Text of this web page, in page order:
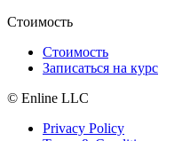
Стоимость
Стоимость
Записаться на курс
© Enline LLC
Privacy Policy